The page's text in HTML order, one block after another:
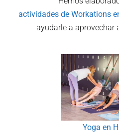
actividades de Workations
ayudarle a aprovechar
Yoga en